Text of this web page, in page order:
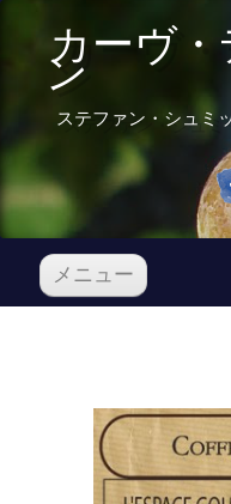
カーヴ
ン
ステファン・シュミ
メニュー
Boutique▼
Prix Courant